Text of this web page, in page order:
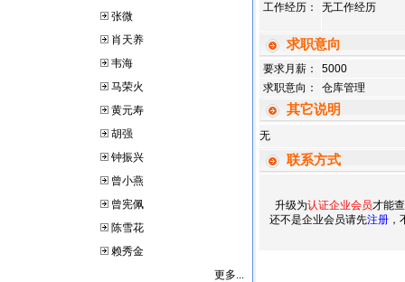
张微
肖天养
韦海
马荣火
黄元寿
胡强
钟振兴
曾小燕
曾宪佩
陈雪花
赖秀金
更多...
工作经历： 无工作经历
求职意向
要求月薪：
5000
求职意向：
仓库管理
其它说明
无
联系方式
升级为认证企业会员才能
还不是企业会员请先注册